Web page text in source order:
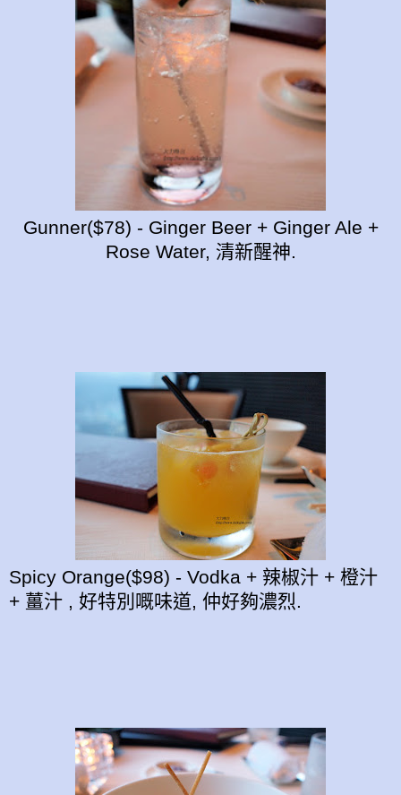
Gunner($78) - Ginger Beer + Ginger Ale +
Rose Water, 清新醒神.
Spicy Orange($98) - Vodka + 辣椒汁 + 橙汁
+ 薑汁 , 好特別嘅味道, 仲好夠濃烈.